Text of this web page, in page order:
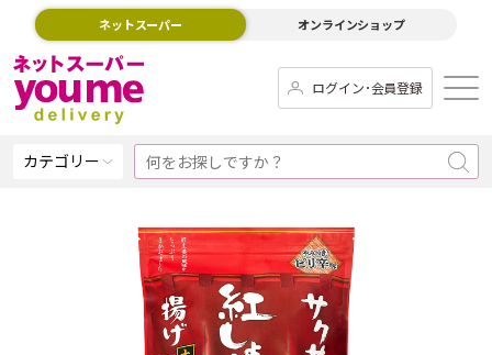
ネットスーパー オンラインショップ
ログイン･会員登録
カテゴリー